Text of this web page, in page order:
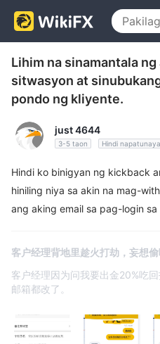
Lihim na sinamantala
sitwasyon at
pondo ng kliyente.
just 4644
3-5 taon Hindi
Hindi ko binigyan ng kickback
hiniling niya sa akin na mag-
ang aking email sa pag-login
客户经理背地里趁火打劫，妄想
客户经理因为问我要出金20%吃
邮箱都改了。